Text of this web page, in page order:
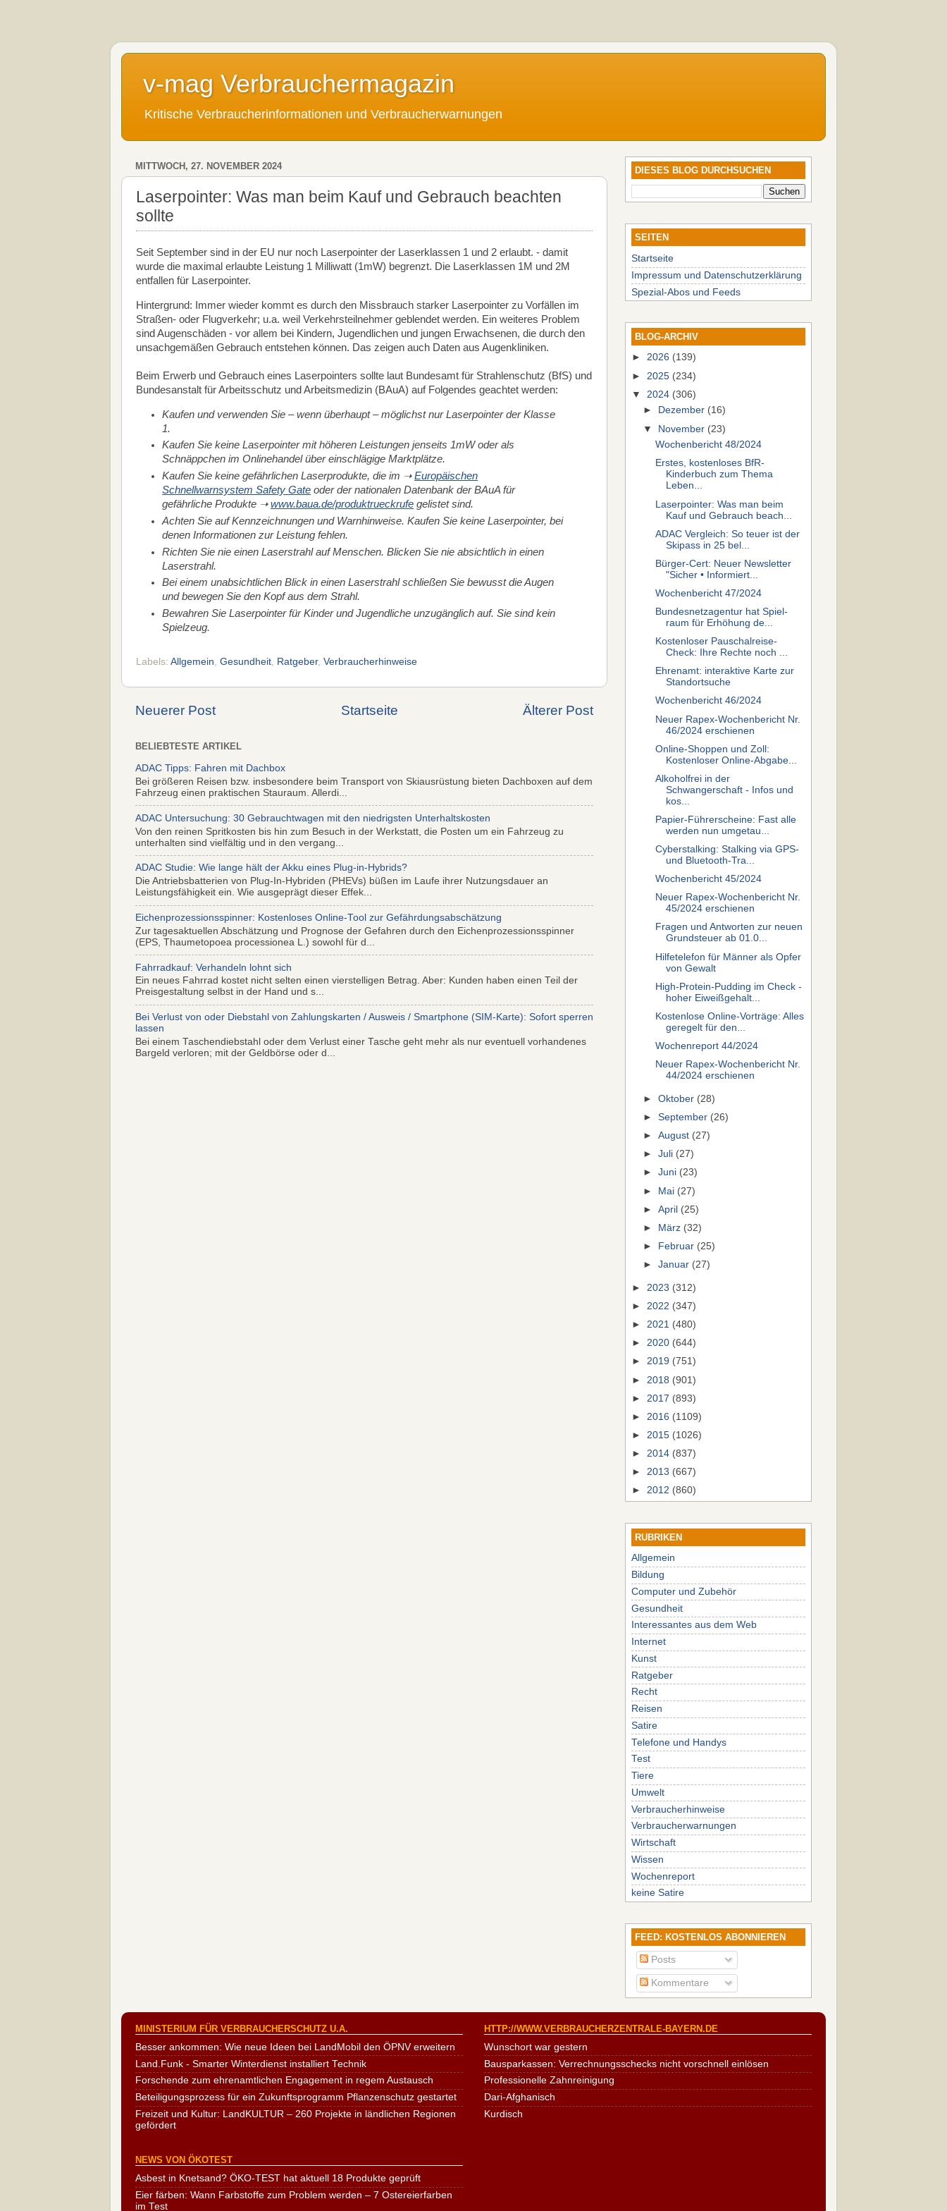
v-mag Verbrauchermagazin
Kritische Verbraucherinformationen und Verbraucherwarnungen
MITTWOCH, 27. NOVEMBER 2024
Laserpointer: Was man beim Kauf und Gebrauch beachten
sollte
Seit September sind in der EU nur noch Laserpointer der Laserklassen 1 und 2 erlaubt. - damit
wurde die maximal erlaubte Leistung 1 Milliwatt (1mW) begrenzt. Die Laserklassen 1M und 2M
entfallen für Laserpointer.
Hintergrund: Immer wieder kommt es durch den Missbrauch starker Laserpointer zu Vorfällen im
Straßen- oder Flugverkehr; u.a. weil Verkehrsteilnehmer geblendet werden. Ein weiteres Problem
sind Augenschäden - vor allem bei Kindern, Jugendlichen und jungen Erwachsenen, die durch den
unsachgemäßen Gebrauch entstehen können. Das zeigen auch Daten aus Augenkliniken.
Beim Erwerb und Gebrauch eines Laserpointers sollte laut Bundesamt für Strahlenschutz (BfS) und
Bundesanstalt für Arbeitsschutz und Arbeitsmedizin (BAuA) auf Folgendes geachtet werden:
Kaufen und verwenden Sie – wenn überhaupt – möglichst nur Laserpointer der Klasse
1.
Kaufen Sie keine Laserpointer mit höheren Leistungen jenseits 1mW oder als
Schnäppchen im Onlinehandel über einschlägige Marktplätze.
Kaufen Sie keine gefährlichen Laserprodukte, die im ➝Europäischen
Schnellwarnsystem Safety Gate oder der nationalen Datenbank der BAuA für
gefährliche Produkte ➝www.baua.de/produktrueckrufe gelistet sind.
Achten Sie auf Kennzeichnungen und Warnhinweise. Kaufen Sie keine Laserpointer, bei
denen Informationen zur Leistung fehlen.
Richten Sie nie einen Laserstrahl auf Menschen. Blicken Sie nie absichtlich in einen
Laserstrahl.
Bei einem unabsichtlichen Blick in einen Laserstrahl schließen Sie bewusst die Augen
und bewegen Sie den Kopf aus dem Strahl.
Bewahren Sie Laserpointer für Kinder und Jugendliche unzugänglich auf. Sie sind kein
Spielzeug.
Labels: Allgemein, Gesundheit, Ratgeber, Verbraucherhinweise
Neuerer Post Älterer Post
Startseite
BELIEBTESTE ARTIKEL
ADAC Tipps: Fahren mit Dachbox
Bei größeren Reisen bzw. insbesondere beim Transport von Skiausrüstung bieten Dachboxen auf dem
Fahrzeug einen praktischen Stauraum. Allerdi...
ADAC Untersuchung: 30 Gebrauchtwagen mit den niedrigsten Unterhaltskosten
Von den reinen Spritkosten bis hin zum Besuch in der Werkstatt, die Posten um ein Fahrzeug zu
unterhalten sind vielfältig und in den vergang...
ADAC Studie: Wie lange hält der Akku eines Plug-in-Hybrids?
Die Antriebsbatterien von Plug-In-Hybriden (PHEVs) büßen im Laufe ihrer Nutzungsdauer an
Leistungsfähigkeit ein. Wie ausgeprägt dieser Effek...
Eichenprozessionsspinner: Kostenloses Online-Tool zur Gefährdungsabschätzung
Zur tagesaktuellen Abschätzung und Prognose der Gefahren durch den Eichenprozessionsspinner
(EPS, Thaumetopoea processionea L.) sowohl für d...
Fahrradkauf: Verhandeln lohnt sich
Ein neues Fahrrad kostet nicht selten einen vierstelligen Betrag. Aber: Kunden haben einen Teil der
Preisgestaltung selbst in der Hand und s...
Bei Verlust von oder Diebstahl von Zahlungskarten / Ausweis / Smartphone (SIM-Karte): Sofort sperren
lassen
Bei einem Taschendiebstahl oder dem Verlust einer Tasche geht mehr als nur eventuell vorhandenes
Bargeld verloren; mit der Geldbörse oder d...
DIESES BLOG DURCHSUCHEN
SEITEN
Startseite
Impressum und Datenschutzerklärung
Spezial-Abos und Feeds
BLOG-ARCHIV
► 2026 (139)
► 2025 (234)
▼ 2024 (306)
►
Dezember (16)
▼ November (23)
Wochenbericht 48/2024
Erstes, kostenloses BfR-
Kinderbuch zum Thema
Leben...
Laserpointer: Was man beim
Kauf und Gebrauch beach...
ADAC Vergleich: So teuer ist der
Skipass in 25 bel...
Bürger-Cert: Neuer Newsletter
"Sicher • Informiert...
Wochenbericht 47/2024
Bundesnetzagentur hat Spiel­
raum für Er­hö­hung de...
Kostenloser Pauschalreise-
Check: Ihre Rechte noch ...
Ehrenamt: interaktive Karte zur
Standortsuche
Wochenbericht 46/2024
Neuer Rapex-Wochenbericht Nr.
46/2024 erschienen
Online-Shoppen und Zoll:
Kostenloser Online-Abgabe...
Alkoholfrei in der
Schwangerschaft - Infos und
kos...
Papier-Führerscheine: Fast alle
werden nun umgetau...
Cyberstalking: Stalking via GPS-
und Bluetooth-Tra...
Wochenbericht 45/2024
Neuer Rapex-Wochenbericht Nr.
45/2024 erschienen
Fragen und Antworten zur neuen
Grundsteuer ab 01.0...
Hilfetelefon für Männer als Opfer
von Gewalt
High-Protein-Pudding im Check -
hoher Eiweißgehalt...
Kostenlose Online-Vorträge: Alles
geregelt für den...
Wochenreport 44/2024
Neuer Rapex-Wochenbericht Nr.
44/2024 erschienen
►Oktober (28)
►September (26)
►August (27)
►Juli (27)
►Juni (23)
► Mai (27)
►April (25)
►
März (32)
►
Februar (25)
►Januar (27)
► 2023 (312)
► 2022 (347)
► 2021 (480)
► 2020 (644)
► 2019 (751)
► 2018 (901)
► 2017 (893)
► 2016 (1109)
► 2015 (1026)
► 2014 (837)
► 2013 (667)
► 2012 (860)
RUBRIKEN
Allgemein
Bildung
Computer und Zubehör
Gesundheit
Interessantes aus dem Web
Internet
Kunst
Ratgeber
Recht
Reisen
Satire
Telefone und Handys
Test
Tiere
Umwelt
Verbraucherhinweise
Verbraucherwarnungen
Wirtschaft
Wissen
Wochenreport
keine Satire
FEED: KOSTENLOS ABONNIEREN
Posts
Kommentare
MINISTERIUM FÜR VERBRAUCHERSCHUTZ U.A.
Besser ankommen: Wie neue Ideen bei LandMobil den ÖPNV erweitern
Land.Funk - Smarter Winterdienst installiert Technik
Forschende zum ehrenamtlichen Engagement in regem Austausch
Beteiligungsprozess für ein Zukunftsprogramm Pflanzenschutz gestartet
Freizeit und Kultur: LandKULTUR – 260 Projekte in ländlichen Regionen
gefördert
NEWS VON ÖKOTEST
Asbest in Knetsand? ÖKO-TEST hat aktuell 18 Produkte geprüft
Eier färben: Wann Farbstoffe zum Problem werden – 7 Ostereierfarben
im Test
HTTP://WWW.VERBRAUCHERZENTRALE-BAYERN.DE
Wunschort war gestern
Bausparkassen: Verrechnungsschecks nicht vorschnell einlösen
Professionelle Zahnreinigung
Dari-Afghanisch
Kurdisch